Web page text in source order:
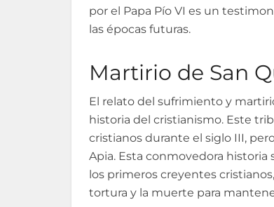
por el Papa Pío VI es un
las épocas futuras.
Martirio de San
El relato del sufrimiento y
historia del cristianismo. Este
cristianos durante el siglo III,
Apia. Esta conmovedora historia
los primeros creyentes
tortura y la muerte para